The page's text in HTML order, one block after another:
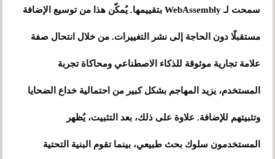
سمحت لـ WebAssembly بتقييمها. يُمكّن هذا من توسيع الإضافة
مستقبلًا دون الحاجة إلى نشر التغييرات. من خلال انتحال صفة
علامة تجارية موثوقة للذكاء الاصطناعي ومحاكاة تجربة
المستخدم، يزيد المهاجم بشكل كبير من احتمالية خداع الضحايا
وتثبيتهم للإضافة. علاوة على ذلك، بعد التثبيت، يُظهر
المستخدمون سلوك بحث طبيعي، بينما تقوم البنية التحتية